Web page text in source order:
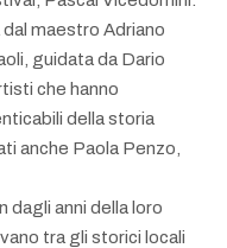
maestro Adriano
guidata da Dario
che hanno
della storia
anche Paola Penzo,
dagli anni della loro
tra gli storici locali